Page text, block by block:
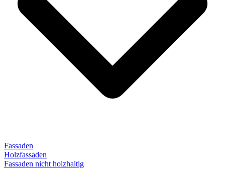
Fassaden
Holzfassaden
Fassaden nicht holzhaltig